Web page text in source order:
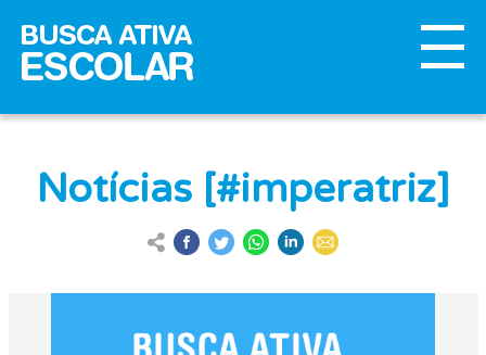
Notícias [#imperatriz]